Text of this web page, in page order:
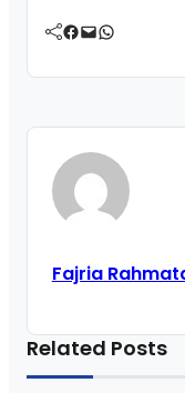
Facebook Mail WhatsApp
Fajria
Related Posts